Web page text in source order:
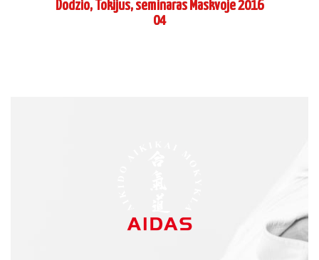
Dodzio, Tokijus, seminaras Maskvoje 2016
04